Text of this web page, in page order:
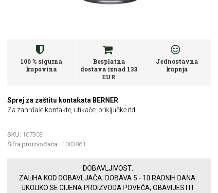
100 % sigurna
kupovina
Besplatna
dostava iznad 133
EUR
Jednostavna
kupnja
Sprej za zaštitu kontakata BERNER
Za zahrđale kontakte, utikače, priključke itd.
SKU: 107303
Šifra proizvođača : 1003861
DOBAVLJIVOST:
ZALIHA KOD DOBAVLJAČA: DOBAVA 5 - 10 RADNIH DANA.
UKOLIKO SE CIJENA PROIZVODA POVEĆA, OBAVIJESTIT